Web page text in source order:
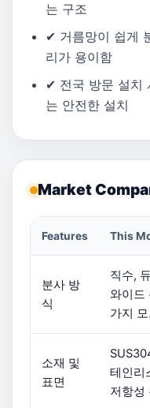
는 구조
✔ 거름망이 쉽게
리가 용이함
✔ 전국 방문 설치
는 안전한 설치
Market
Features This
분사 방
식
직수,
와이드
가지
소재 및
표면
테인리
저항성